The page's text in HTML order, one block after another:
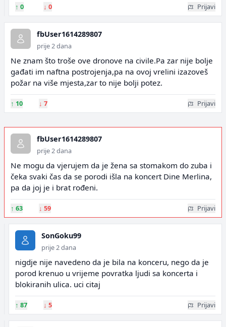
↑ 0 ↓ 0 Prijavi
fbUser1614289807
prije 2 dana
Ne znam što troše ove dronove na civile.Pa zar nije bolje
gađati im naftna postrojenja,pa na ovoj vrelini izazoveš
požar na više mjesta,zar to nije bolji potez.
↑ 10 ↓ 7 Prijavi
fbUser1614289807
prije 2 dana
Ne mogu da vjerujem da je žena sa stomakom do zuba i
čeka svaki čas da se porodi išla na koncert Dine Merlina,
pa da joj je i brat rođeni.
↑ 63 ↓ 59 Prijavi
SonGoku99
prije 2 dana
nigdje nije navedeno da je bila na konceru, nego da je
porod krenuo u vrijeme povratka ljudi sa koncerta i
blokiranih ulica. uci citaj
↑ 87 ↓ 5 Prijavi